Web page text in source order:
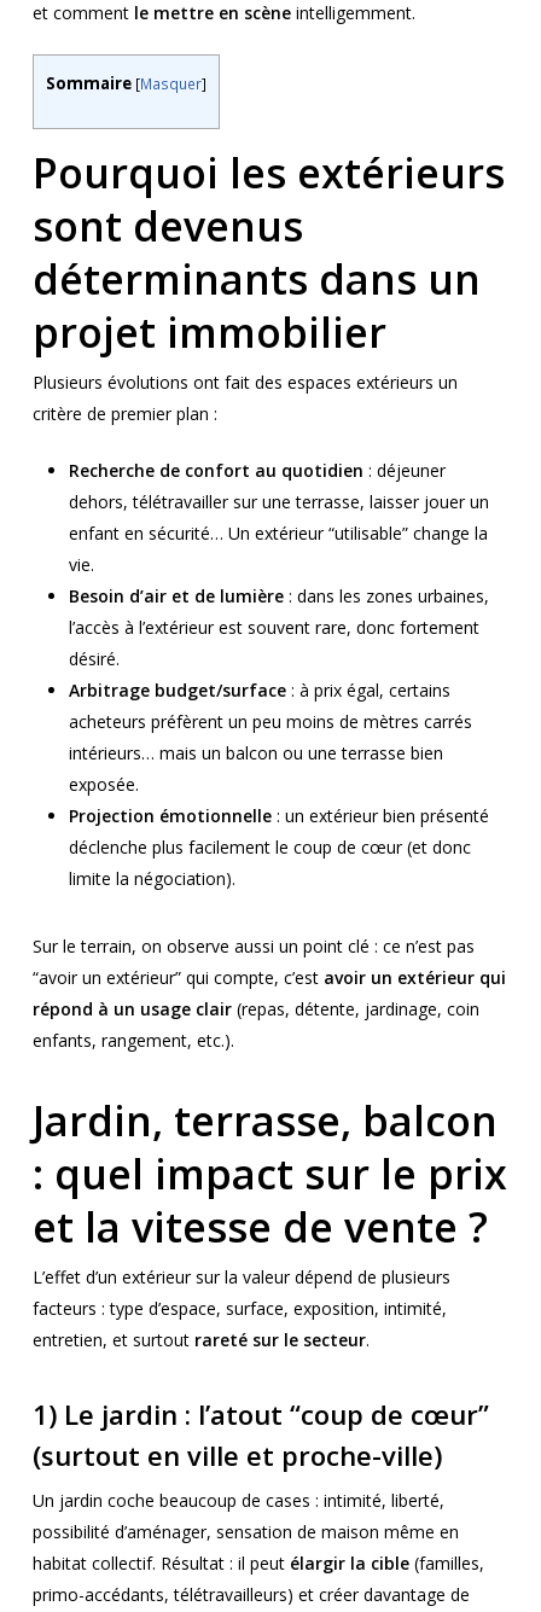
et comment le mettre en scèneintelligemment.
Sommaire [Masquer]
Pourquoi les extérieurs
sont devenus
déterminants dans un
projet immobilier
Plusieurs évolutions ont fait des espaces extérieurs un
critère de premier plan :
Recherche de confort au quotidien : déjeuner
dehors, télétravailler sur une terrasse, laisser jouer un
enfant en sécurité… Un extérieur “utilisable” change la
vie.
Besoin d’air et de lumière: dans les zones urbaines,
l’accès à l’extérieur est souvent rare, donc fortement
désiré.
Arbitrage budget/surface: à prix égal, certains
acheteurs préfèrent un peu moins de mètres carrés
intérieurs… mais un balcon ou une terrasse bien
exposée.
Projection émotionnelle: un extérieur bien présenté
déclenche plus facilement le coup de cœur (et donc
limite la négociation).
Sur le terrain, on observe aussi un point clé : ce n’est pas
“avoir un extérieur” qui compte, c’est avoir un extérieur qui
répond à un usage clair(repas, détente, jardinage, coin
enfants, rangement, etc.).
Jardin, terrasse, balcon
: quel impact sur le prix
et la vitesse de vente ?
L’effet d’un extérieur sur la valeur dépend de plusieurs
facteurs : type d’espace, surface, exposition, intimité,
entretien, et surtout rareté sur le secteur.
1) Le jardin : l’atout “coup de cœur”
(surtout en ville et proche-ville)
Un jardin coche beaucoup de cases : intimité, liberté,
possibilité d’aménager, sensation de maison même en
habitat collectif. Résultat : il peut élargir la cible(familles,
primo-accédants, télétravailleurs) et créer davantage de